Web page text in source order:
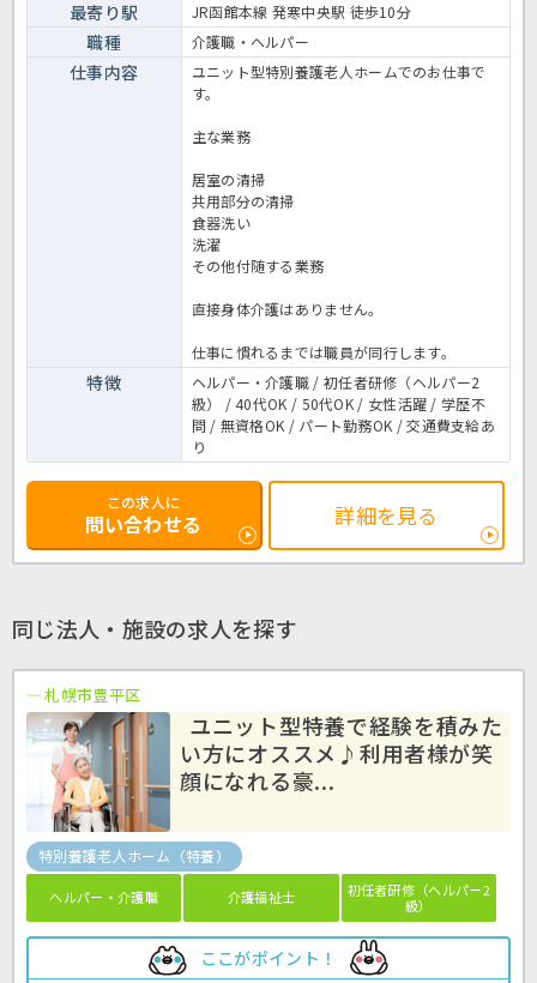
最寄り駅 JR函館本線 発寒中央駅 徒歩10分
職種 介護職・ヘルパー
仕事内容
ユニット型特別養護老人ホームでのお仕事で
す。
主な業務
居室の清掃
共用部分の清掃
食器洗い
洗濯
その他付随する業務
直接身体介護はありません。
仕事に慣れるまでは職員が同行します。
特徴
ヘルパー・介護職 / 初任者研修（ヘルパー2
級） / 40代OK / 50代OK / 女性活躍 / 学歴不
問 / 無資格OK / パート勤務OK / 交通費支給あ
り
この求人に
問い合わせる 詳細を見る
同じ法人・施設の求人を探す
札幌市豊平区
ユニット型特養で経験を積みた
い方にオススメ♪利用者様が笑
顔になれる豪...
特別養護老人ホーム（特養）
ヘルパー・介護職 介護福祉士
初任者研修（ヘルパー2
級）
ここがポイント！